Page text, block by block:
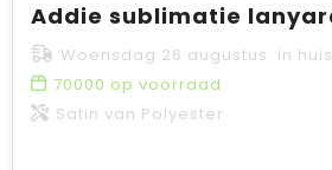
Woensdag 26 augustus in huis
70000 op voorraad
Satin van Polyester